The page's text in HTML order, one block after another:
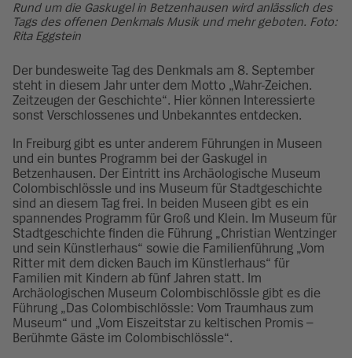
Rund um die Gaskugel in Betzenhausen wird anlässlich des
Tags des offenen Denkmals Musik und mehr geboten. Foto:
Rita Eggstein
Der bundesweite Tag des Denkmals am 8. September
steht in diesem Jahr unter dem Motto „Wahr-Zeichen.
Zeitzeugen der Geschichte“. Hier können Interessierte
sonst Verschlossenes und Unbekanntes entdecken.
In Freiburg gibt es unter anderem Führungen in Museen
und ein buntes Programm bei der Gaskugel in
Betzenhausen. Der Eintritt ins Archäologische Museum
Colombischlössle und ins Museum für Stadtgeschichte
sind an diesem Tag frei. In beiden Museen gibt es ein
spannendes Programm für Groß und Klein. Im Museum für
Stadtgeschichte finden die Führung „Christian Wentzinger
und sein Künstlerhaus“ sowie die Familienführung „Vom
Ritter mit dem dicken Bauch im Künstlerhaus“ für
Familien mit Kindern ab fünf Jahren statt. Im
Archäologischen Museum Colombischlössle gibt es die
Führung „Das Colombischlössle: Vom Traumhaus zum
Museum“ und „Vom Eiszeitstar zu keltischen Promis –
Berühmte Gäste im Colombischlössle“.